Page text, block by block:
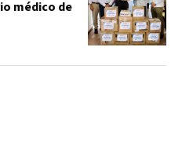
médico de